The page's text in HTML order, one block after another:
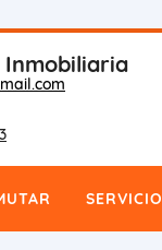
Inmobiliaria
SERVICIO